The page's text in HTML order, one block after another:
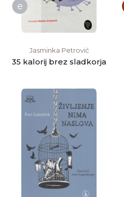
e
Jasminka Petrović
35 kalorij brez sladkorja